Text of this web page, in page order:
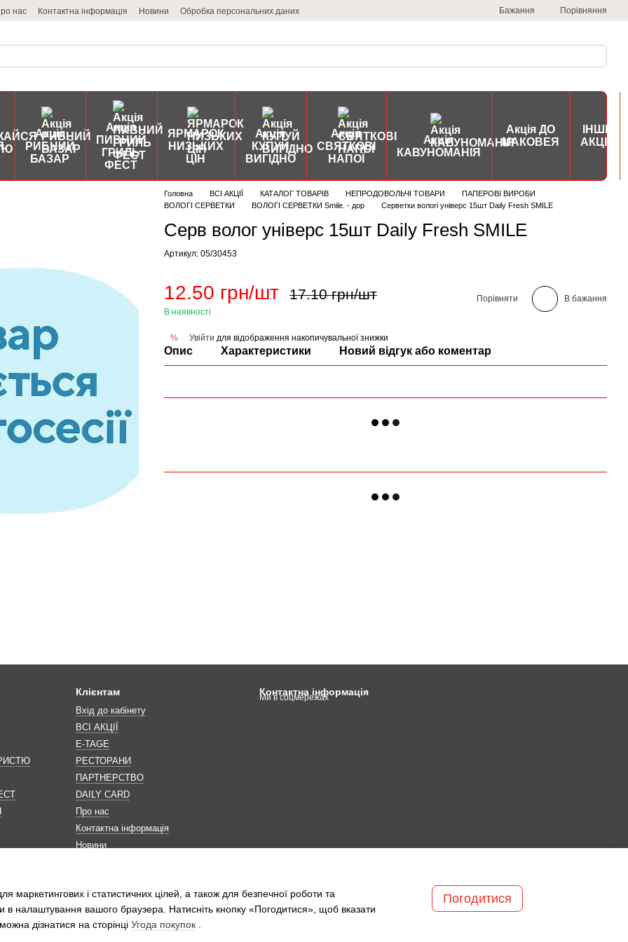
нас Контактна інформація Новини Обробка персональних даних Бажання Порівняння
Акція
РИБНИЙ
БАЗАР
Акція
ПИВНИЙ
ГРИЛЬ
ФЕСТ
ЯРМАРОК
НИЗЬКИХ
ЦІН
Акція
КУПУЙ
ВИГІДНО
Акція
СВЯТКОВІ
НАПОЇ
Акція
КАВУНОМАНІЯ
Акція ДО
МАКОВЕЯ
ІНШІ
АКЦІЇ
Головна ВСІ АКЦІЇ КАТАЛОГ ТОВАРІВ НЕПРОДОВОЛЬЧІ ТОВАРИ
ПАПЕРОВІ ВИРОБИ
ВОЛОГІ СЕРВЕТКИ
ВОЛОГІ СЕРВЕТКИ Smile. - дор Серветки вологі універс 15шт Daily Fresh SMILЕ
Серв волог універс 15шт Daily Fresh SMILЕ
Артикул: 05/30453
12.50 грн/шт 17.10 грн/шт
В наявності
Порівняти В бажання
% Увійти для відображення накопичувальної знижки
Опис Характеристики Новий відгук або коментар
Клієнтам
Вхід до кабінету
ВСІ АКЦІЇ
E-TAGE
РЕСТОРАНИ
ПАРТНЕРСТВО
DAILY CARD
Про нас
Контактна інформація
Новини
Контактна інформація
Ми в соцмережах
і статистичних цілей, а також для безпечної роботи та
в налаштування вашого браузера. Натисніть кнопку «Погодитися», щоб вказати
дізнатися на сторінці Угода покупок
Погодитися